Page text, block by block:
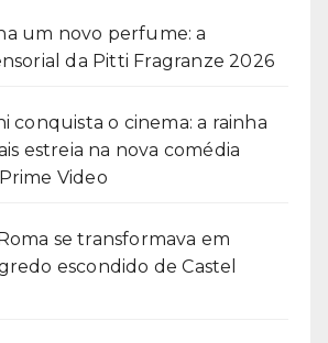
um novo perfume: a
da Pitti Fragranze 2026
conquista o cinema: a rainha
estreia na nova comédia
Video
se transformava em
escondido de Castel